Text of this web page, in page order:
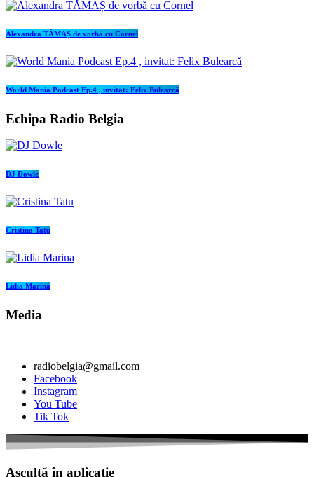
Alexandra TĂMAȘ de vorbă cu Cornel
World Mania Podcast Ep.4 , invitat: Felix Bulearcă
Echipa Radio Belgia
DJ Dowle
Cristina Tatu
Lidia Marina
Media
radiobelgia@gmail.com
Facebook
Instagram
You Tube
Tik Tok
Ascultă în aplicație